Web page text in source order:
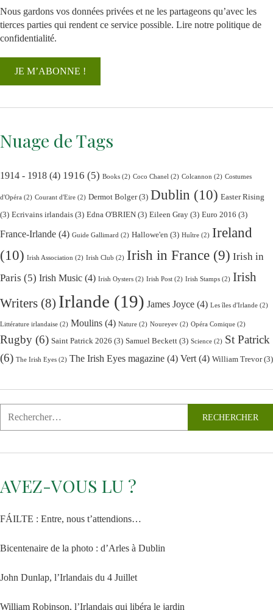
Nous gardons vos données privées et ne les partageons qu’avec les
tierces parties qui rendent ce service possible. Lire notre politique de
confidentialité.
Nuage de Tags
1914 - 1918 (4) 1916 (5) Books (2) Coco Chanel (2) Colcannon (2) Costumes
d'Opéra (2) Courant d'Eire (2) Dermot Bolger(3) Dublin (10) Easter Rising
(3) Ecrivains irlandais (3) Edna O'BRIEN (3) Eileen Gray (3) Euro 2016 (3)
France-Irlande (4) Guide Gallimard (2) Hallowe'en (3) Huître (2) Ireland
(10) Irish Association (2) Irish Club (2) Irish in France (9) Irish in
Paris (5) Irish Music (4) Irish Oysters (2) Irish Post (2) Irish Stamps (2) Irish
Writers (8) Irlande (19) James Joyce (4) Les îles d'Irlande (2)
Littérature irlandaise (2) Moulins (4) Nature (2) Noureyev (2) Opéra Comique (2)
Rugby (6) Saint Patrick 2026 (3) Samuel Beckett (3) Science (2) St Patrick
(6) The Irish Eyes (2) The Irish Eyes magazine (4) Vert(4) William Trevor(3)
AVEZ-VOUS LU ?
FÁILTE : Entre, nous t’attendions…
Bicentenaire de la photo : d’Arles à Dublin
John Dunlap, l’Irlandais du 4 Juillet
William Robinson, l’Irlandais qui libéra le jardin